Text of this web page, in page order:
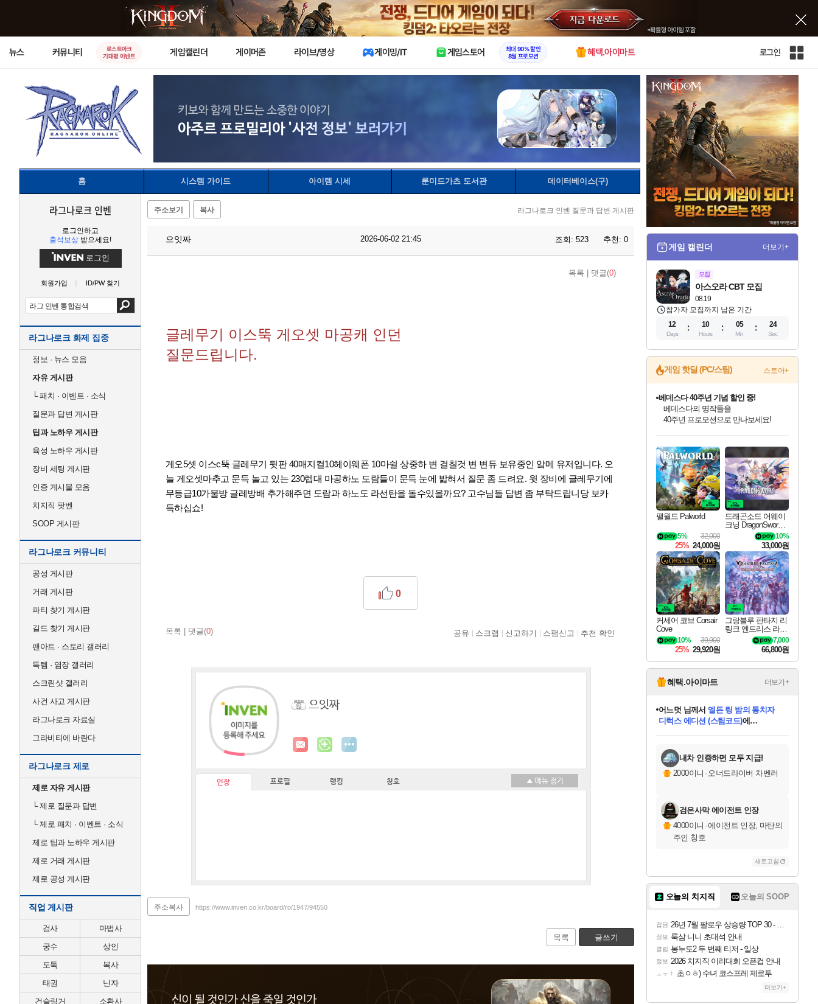
X
뉴스 커뮤니티
로스트아크
기대평 이벤트
게임캘린더 게이머존 라이브/영상 게이밍/IT 게임스토어
최대 90% 할인
8월 프로모션
혜택.아이마트 로그인
인
사
이
트
맵
홈 시스템 가이드 아이템 시세 룬미드가츠 도서관 데이터베이스(구)
라그나로크 인벤
로그인하고
출석보상 받으세요!
로그인
회원가입 ID/PW 찾기
라그나로크 화제 집중
정보 · 뉴스 모음
자유 게시판
└패치 · 이벤트 · 소식
질문과 답변 게시판
팁과 노하우 게시판
육성 노하우 게시판
장비 세팅 게시판
인증 게시물 모음
치지직 팟벤
SOOP 게시판
라그나로크 커뮤니티
공성 게시판
거래 게시판
파티 찾기 게시판
길드 찾기 게시판
팬아트 · 스토리 갤러리
득템 · 염장 갤러리
스크린샷 갤러리
사건 사고 게시판
라그나로크 자료실
그라비티에 바란다
라그나로크 제로
제로 자유 게시판
└제로 질문과 답변
└제로 패치 · 이벤트 · 소식
제로 팁과 노하우 게시판
제로 거래 게시판
제로 공성 게시판
직업 게시판
검사
마법사
궁수
상인
도둑
복사
태권
닌자
건슬링거
소환사
주소보기 복사 라그나로크 인벤 질문과 답변 게시판
으잇짜 2026-06-02 21:45 조회: 523 추천: 0
목록 댓글(0)
글레무기 이스뚝 게오셋 마공캐 인던
질문드립니다.
게오5셋 이스c뚝 글레무기 뒷판 40매지컬10헤이웨폰 10마쉴 상중하 변 걸칠것 변 변듀 보유중인 앜메 유저입니다. 오
늘 게오셋마추고 문득 놀고 있는 230렙대 마공하노 도람들이 문득 눈에 밟혀서 질문 좀 드려요. 윗 장비에 글레무기에
무등급10가물방 글레방배 추가해주면 도람과 하노도 라선탄을 돌수있을까요? 고수님들 답변 좀 부탁드립니당 보카
득하십쇼!
목록 댓글(0)
0
공유 스크랩 신고하기 스팸신고 추천 확인
으잇짜
인장 프로필 랭킹 칭호
주소복사 https://www.inven.co.kr/board/ro/1947/94550
목록 글쓰기
게임 캘린더 더보기+
모집
08.19
아스오라 CBT 모집
참가자 모집까지 남은 기간
12
Days
10
Hours
05
Min
23
Sec
게임 핫딜 (PC/스팀) 스토어+
최대 90% 할인가를 만나보세요!
네이버혜택과 함께 만나보세요!
50%할인&추가 적립까지!
이니&베니 혜택까지!
네이버 혜택가와 함께 예약하세요!
할인&네이버혜택으로 만나보세요!
네이버페이 혜택과 만나보세요!
베데스다 40주년 기념 할인 중!
베데스다의 명작들을
40주년 프로모션으로 만나보세요!
네이버 포인트 혜택까지!
할인가에 만나보세요!
일부 에디션 상시 할인!
혜택으로 예약 판매 중
편안하게 충전하세요
팰월드 Palworld
32,000
5%
25% 24,000원
드래곤소드 어웨이
크닝 DragonSword A
10%
33,000원
커세어 코브 Corsair
Cove
39,900
10%
25% 29,920원
그랑블루 판타지 리
링크 엔드리스 라그
나로크 Granblue Fa
ntasy Relink Endless
7,000
66,800원
혜택.아이마트 더보기+
당첨되셨습니다.
당첨되셨습니다.
어느덧 님께서엘든 링 밤의 통치자
디럭스 에디션 (스팀코드)에
당첨되셨습니다.
에디션 (스팀코드)를 교환.
당첨되셨습니다.
당첨되셨습니다.
당첨되셨습니다.
당첨되셨습니다.
내차 인증하면 모두 지급!
2000이니 · 오너드라이버 차벤러
검은사막 에이전트 인장
4000이니 ·에이전트 인장, 마탄의
주인 칭호
새로고침
오늘의 치지직 오늘의 SOOP
잡담 26년 7월 팔로우 상승량 TOP 30 - 월간 치지직
정보 룩삼 니니 초대석 안내
클립 봉누도2 두 번째 티저 - 일상
정보 2026 치지직 이리대회 오픈컵 안내
ㅗㅜㅑ 초ㅇㅎ) 수녀 코스프레 제로투
더보기+